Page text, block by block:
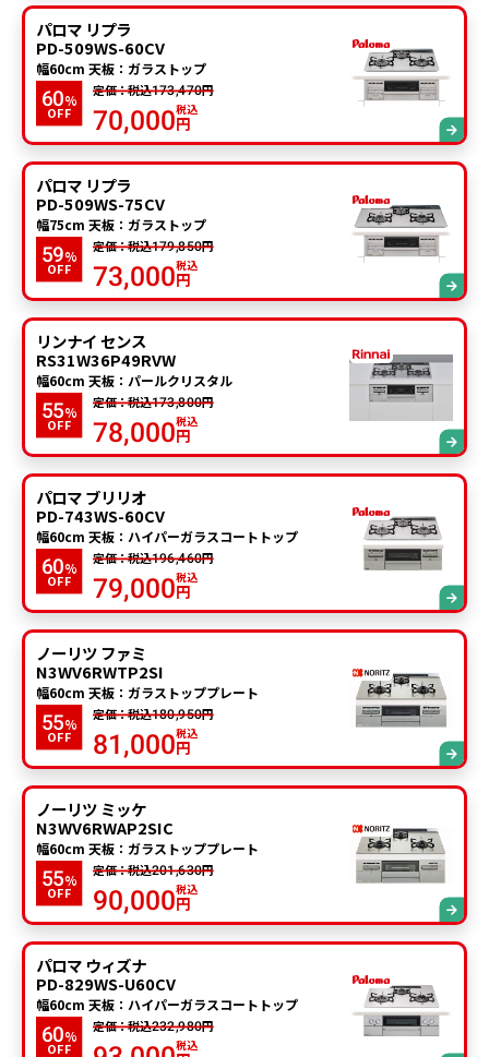
パロマ リプラ
PD-509WS-60CV
幅60cm 天板：ガラストップ
60%
OFF
定価：税込173,470円
70,000税込
円
パロマ リプラ
PD-509WS-75CV
幅75cm 天板：ガラストップ
59%
OFF
定価：税込179,850円
73,000税込
円
リンナイ センス
RS31W36P49RVW
幅60cm 天板：パールクリスタル
55%
OFF
定価：税込173,800円
78,000税込
円
パロマ ブリリオ
PD-743WS-60CV
幅60cm 天板：ハイパーガラスコートトップ
60%
OFF
定価：税込196,460円
79,000税込
円
ノーリツ ファミ
N3WV6RWTP2SI
幅60cm 天板：ガラストッププレート
55%
OFF
定価：税込180,950円
81,000税込
円
ノーリツ ミッケ
N3WV6RWAP2SIC
幅60cm 天板：ガラストッププレート
55%
OFF
定価：税込201,630円
90,000税込
円
パロマ ウィズナ
PD-829WS-U60CV
幅60cm 天板：ハイパーガラスコートトップ
60%
OFF
定価：税込232,980円
税込